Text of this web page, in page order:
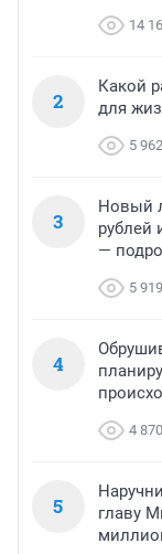
14
2
Какой
для
5 962
3
Новый
рублей
—
5 919
4
4 870
5
главу